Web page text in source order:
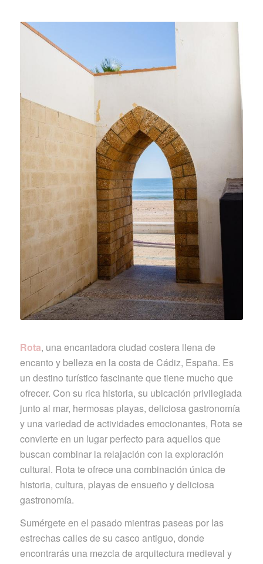
Rota, una encantadora ciudad costera llena de
encanto y belleza en la costa de Cádiz, España. Es
un destino turístico fascinante que tiene mucho que
ofrecer. Con su rica historia, su ubicación privilegiada
junto al mar, hermosas playas, deliciosa gastronomía
y una variedad de actividades emocionantes, Rota se
convierte en un lugar perfecto para aquellos que
buscan combinar la relajación con la exploración
cultural. Rota te ofrece una combinación única de
historia, cultura, playas de ensueño y deliciosa
gastronomía.
Sumérgete en el pasado mientras paseas por las
estrechas calles de su casco antiguo, donde
encontrarás una mezcla de arquitectura medieval y